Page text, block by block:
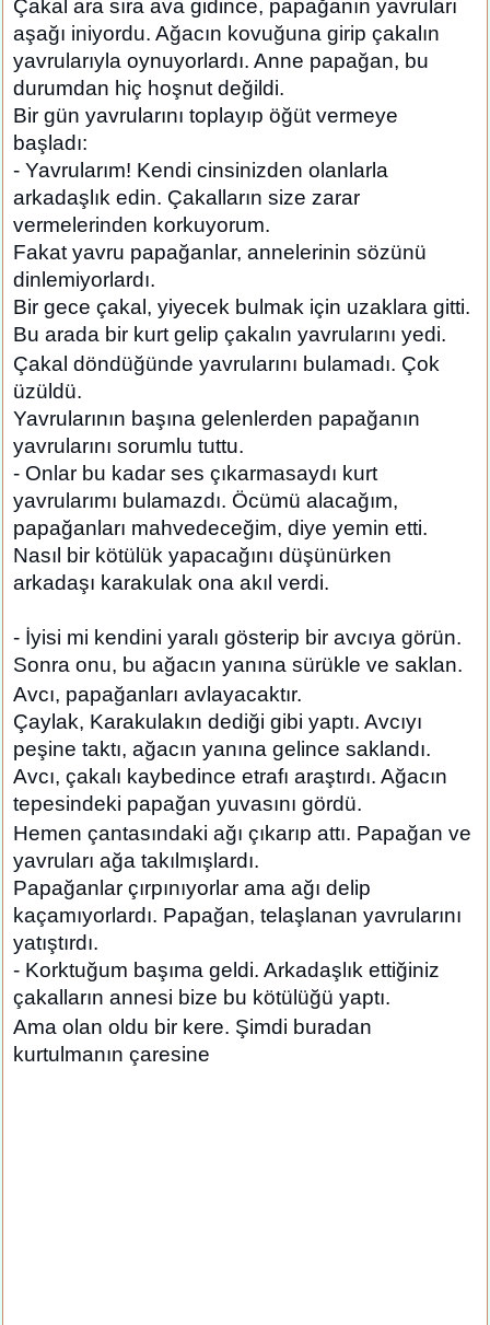
Çakal ara sıra ava gidince, papağanın yavruları
aşağı iniyordu. Ağacın kovuğuna girip çakalın
yavrularıyla oynuyorlardı. Anne papağan, bu
durumdan hiç hoşnut değildi.
Bir gün yavrularını toplayıp öğüt vermeye
başladı:
- Yavrularım! Kendi cinsinizden olanlarla
arkadaşlık edin. Çakalların size zarar
vermelerinden korkuyorum.
Fakat yavru papağanlar, annelerinin sözünü
dinlemiyorlardı.
Bir gece çakal, yiyecek bulmak için uzaklara gitti.
Bu arada bir kurt gelip çakalın yavrularını yedi.
Çakal döndüğünde yavrularını bulamadı. Çok
üzüldü.
Yavrularının başına gelenlerden papağanın
yavrularını sorumlu tuttu.
- Onlar bu kadar ses çıkarmasaydı kurt
yavrularımı bulamazdı. Öcümü alacağım,
papağanları mahvedeceğim, diye yemin etti.
Nasıl bir kötülük yapacağını düşünürken
arkadaşı karakulak ona akıl verdi.
- İyisi mi kendini yaralı gösterip bir avcıya görün.
Sonra onu, bu ağacın yanına sürükle ve saklan.
Avcı, papağanları avlayacaktır.
Çaylak, Karakulakın dediği gibi yaptı. Avcıyı
peşine taktı, ağacın yanına gelince saklandı.
Avcı, çakalı kaybedince etrafı araştırdı. Ağacın
tepesindeki papağan yuvasını gördü.
Hemen çantasındaki ağı çıkarıp attı. Papağan ve
yavruları ağa takılmışlardı.
Papağanlar çırpınıyorlar ama ağı delip
kaçamıyorlardı. Papağan, telaşlanan yavrularını
yatıştırdı.
- Korktuğum başıma geldi. Arkadaşlık ettiğiniz
çakalların annesi bize bu kötülüğü yaptı.
Ama olan oldu bir kere. Şimdi buradan
kurtulmanın çaresine